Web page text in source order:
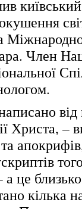
Член
Христа, –
це
кілька